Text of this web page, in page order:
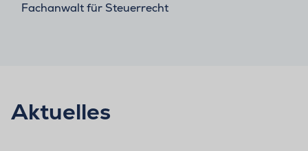
Fachanwalt für Steuerrecht
Aktuelles